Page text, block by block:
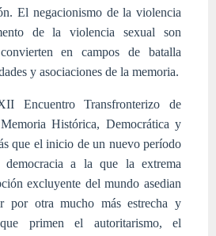
El negacionismo de la violencia
de la violencia sexual son
en campos de batalla
y asociaciones de la memoria.
Encuentro Transfronterizo de
Histórica, Democrática y
que el inicio de un nuevo período
a la que la extrema
excluyente del mundo asedian
por otra mucho más estrecha y
primen el autoritarismo, el